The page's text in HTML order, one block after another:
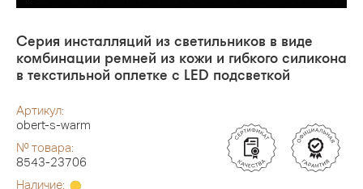
Серия инсталляций из светильников в виде
комбинации ремней из кожи и гибкого силикона
в текстильной оплетке с LED подсветкой
Артикул:
obert-s-warm
№ товара:
8543-23706
Наличие: